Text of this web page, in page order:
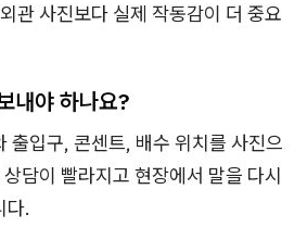
관 사진보다 실제 작동감이 더 중요
내야 하나요?
출입구, 콘센트, 배수 위치를 사진으
담이 빨라지고 현장에서 말을 다시
다.